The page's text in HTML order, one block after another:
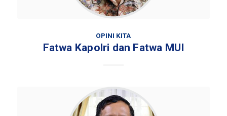
OPINI KITA
Fatwa Kapolri dan Fatwa MUI